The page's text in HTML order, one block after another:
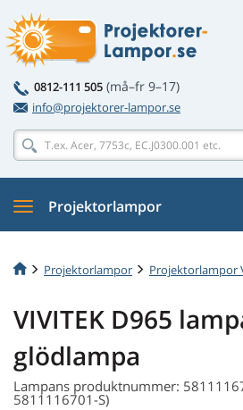
0812-111 505 (må–fr 9–17)
info@projektorer-lampor.se
Projektorlampor
Projektorlampor Projektorlampor
VIVITEK D965
glödlampa
Lampans produktnummer:
5811116701-S)